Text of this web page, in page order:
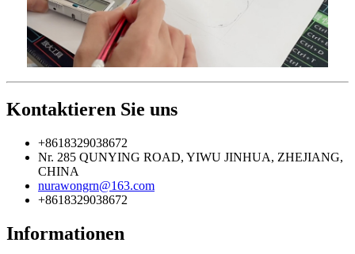
Kontaktieren Sie uns
+8618329038672
Nr. 285 QUNYING ROAD, YIWU JINHUA, ZHEJIANG,
CHINA
nurawongrn@163.com
+8618329038672
Informationen